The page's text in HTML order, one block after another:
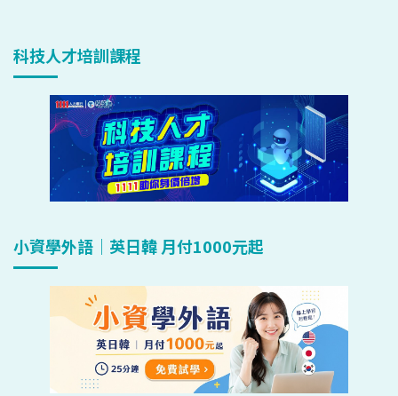
科技人才培訓課程
小資學外語｜英日韓 月付1000元起